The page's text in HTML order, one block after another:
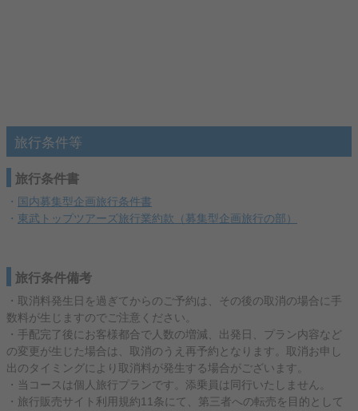
旅行条件等
旅行条件書
・ 国内募集型企画旅行条件書
・ 東武トップツアーズ旅行業約款（募集型企画旅行の部）
旅行条件備考
・取消料発生日を過ぎてからのご予約は、その後の取消の場合に手
数料が生じますのでご注意ください。
・手配完了後にお客様都合で人数の増減、出発日、プラン内容など
の変更が生じた場合は、取消のうえ再予約となります。取消お申し
出のタイミングにより取消料が発生する場合がございます。
・当コースは個人旅行プランです。添乗員は同行いたしません。
・旅行販売サイト利用規約11条にて、第三者への転売を目的として